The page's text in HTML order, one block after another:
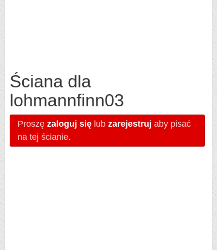
Ściana dla
lohmannfinn03
Proszę zaloguj się lub zarejestruj aby pisać
na tej ścianie.